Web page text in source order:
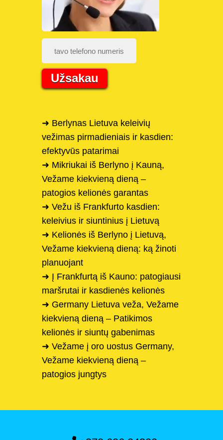
Užsakau
➜ Berlynas Lietuva keleivių
vežimas pirmadieniais ir kasdien:
efektyvūs patarimai
➜ Mikriukai iš Berlyno į Kauną,
Vežame kiekvieną dieną –
patogios kelionės garantas
➜ Vežu iš Frankfurto kasdien:
keleivius ir siuntinius į Lietuvą
➜ Kelionės iš Berlyno į Lietuvą,
Vežame kiekvieną dieną: ką žinoti
planuojant
➜ Į Frankfurtą iš Kauno: patogiausi
maršrutai ir kasdienės kelionės
➜ Germany Lietuva veža, Vežame
kiekvieną dieną – Patikimos
kelionės ir siuntų gabenimas
➜ Vežame į oro uostus Germany,
Vežame kiekvieną dieną –
patogios jungtys